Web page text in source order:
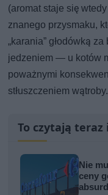
(aromat staje się
znanego przysmaku,
„karania” głodówką
jedzeniem — u kotów
poważnymi
stłuszczeniem wątroby.
To czytają teraz
Nie
ceny